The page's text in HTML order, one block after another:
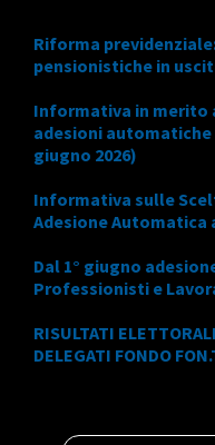
Riforma
pensionistiche in
Informativa in merito
adesioni automatiche
giugno 2026)
Informativa sulle
Adesione Automatica
Dal 1° giugno
Professionisti e
RISULTATI
DELEGATI FONDO